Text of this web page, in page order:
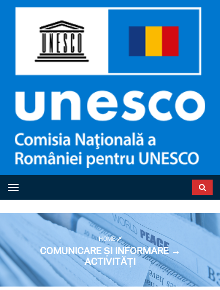
Toggle navigation
HOME
COMUNICARE ȘI INFORMARE →
ACTIVITĂȚI